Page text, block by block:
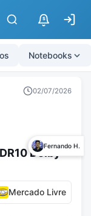
$
Notebooks
02/07/2026
Fernando H.
Dolby
Mercado Livre